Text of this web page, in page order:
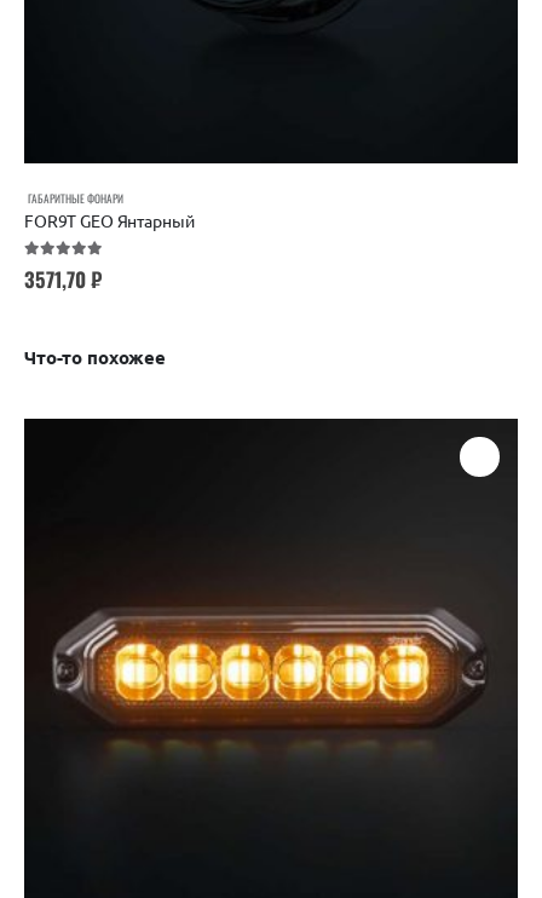
ГАБАРИТНЫЕ ФОНАРИ
FOR9T GEO Янтарный
3571,70₽
Что-то похожее